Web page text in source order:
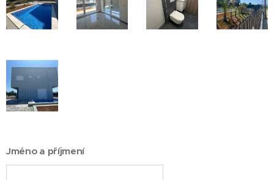
Jméno a příjmení